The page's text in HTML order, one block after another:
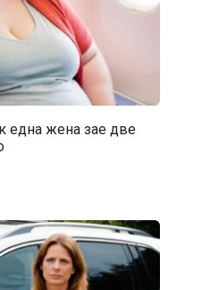
една жена зае две